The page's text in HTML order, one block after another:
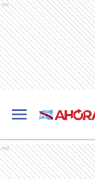
Ads
Ads